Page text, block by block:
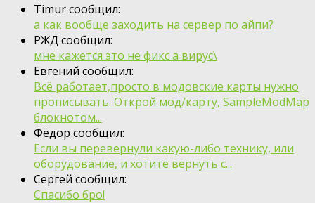
Timur сообщил:
а как вообще заходить на сервер по айпи?
РЖД сообщил:
мне кажется это не фикс а вирус\
Евгений сообщил:
Всё работает,просто в модовские карты нужно
прописывать. Открой мод/карту, SampleModMap
блокнотом...
Фёдор сообщил:
Если вы перевернули какую-либо технику, или
оборудование, и хотите вернуть с...
Сергей сообщил:
Спасибо бро!